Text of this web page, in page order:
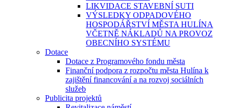
LIKVIDACE STAVEBNÍ SUTI
VÝSLEDKY ODPADOVÉHO
HOSPODÁŘSTVÍ MĚSTA HULÍNA
VČETNĚ NÁKLADŮ NA PROVOZ
OBECNÍHO SYSTÉMU
Dotace
Dotace z Programového fondu města
Finanční podpora z rozpočtu města Hulína k
zajištění financování a na rozvoj sociálních
služeb
Publicita projektů